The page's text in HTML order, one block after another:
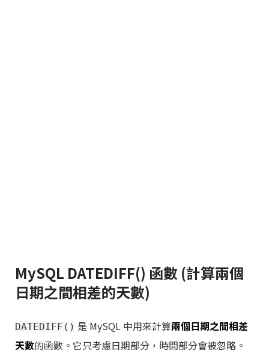
MySQL DATEDIFF() 函數 (計算兩個
日期之間相差的天數)
DATEDIFF() 是 MySQL 中用來計算兩個日期之間相差
天數的函數。它只考慮日期部分，時間部分會被忽略。